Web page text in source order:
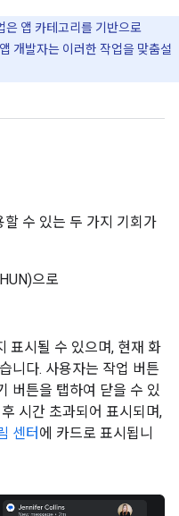
은 앱 카테고리를 기반으로
개발자는 이러한 작업을 맞춤설
수 있는 두 가지 기회가
으로
표시될 수 있으며, 현재 화
니다. 사용자는 작업 버튼
버튼을 탭하여 닫을 수 있
시간 초과되어 표시되며,
센터 에 카드로 표시됩니